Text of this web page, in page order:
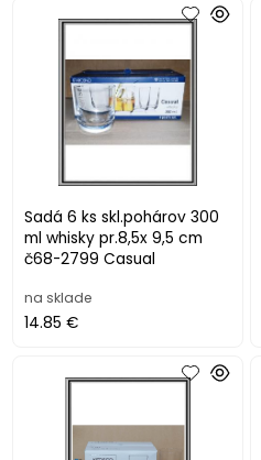
Sadá 6 ks skl.pohárov 300
ml whisky pr.8,5x 9,5 cm
č68-2799 Casual
na sklade
14.85 €